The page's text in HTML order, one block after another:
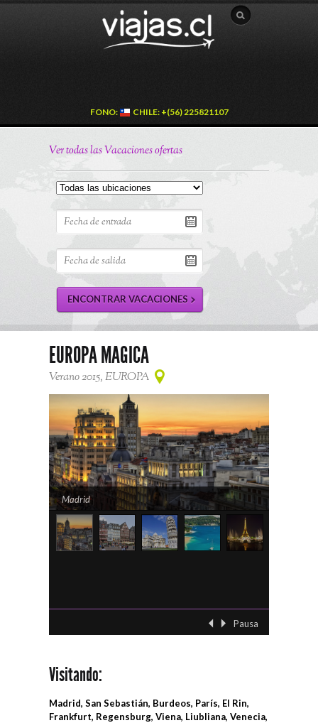
FONO: CHILE: +(56) 225821107
Ver todas las Vacaciones ofertas
EUROPA MAGICA
Verano 2015, EUROPA
Madrid
Pausa
Visitando:
Madrid, San Sebastián, Burdeos, París, El Rin,
Frankfurt, Regensburg, Viena, Liubliana, Venecia,